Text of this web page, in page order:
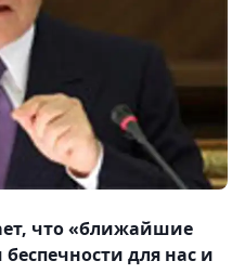
что «ближайшие
для нас и